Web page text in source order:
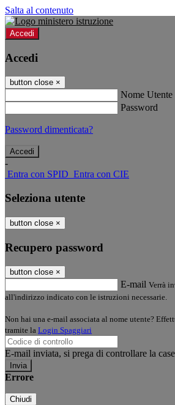
Salta al contenuto
Accedi
Accedi
button close ×
Nome Utente
Password
Password dimenticata?
-
Entra con SPID Entra con CIE
Seleziona utente
button close ×
Recupero password
button close ×
E-mail Verrà
all'indirizzo indicato con le istruzioni necessarie.
Non hai una e-mail associata al nome utente?
tramite la Login Spaggiari
E-mail inviata, si prega di controllare la
Errore
Chiudi